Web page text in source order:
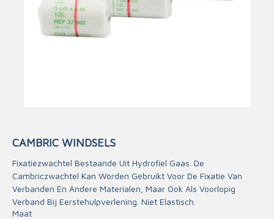
CAMBRIC WINDSELS
Fixatiezwachtel Bestaande Uit Hydrofiel Gaas. De
Cambriczwachtel Kan Worden Gebruikt Voor De Fixatie Van
Verbanden En Andere Materialen, Maar Ook Als Voorlopig
Verband Bij Eerstehulpverlening. Niet Elastisch.
Maat